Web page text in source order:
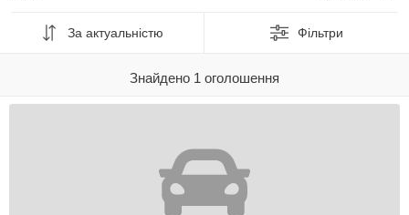
За актуальністю Фільтри
Знайдено 1 оголошення